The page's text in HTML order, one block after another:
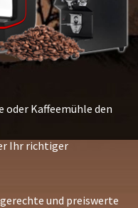
oder Kaffeemühle den
Ihr richtiger
und preiswerte